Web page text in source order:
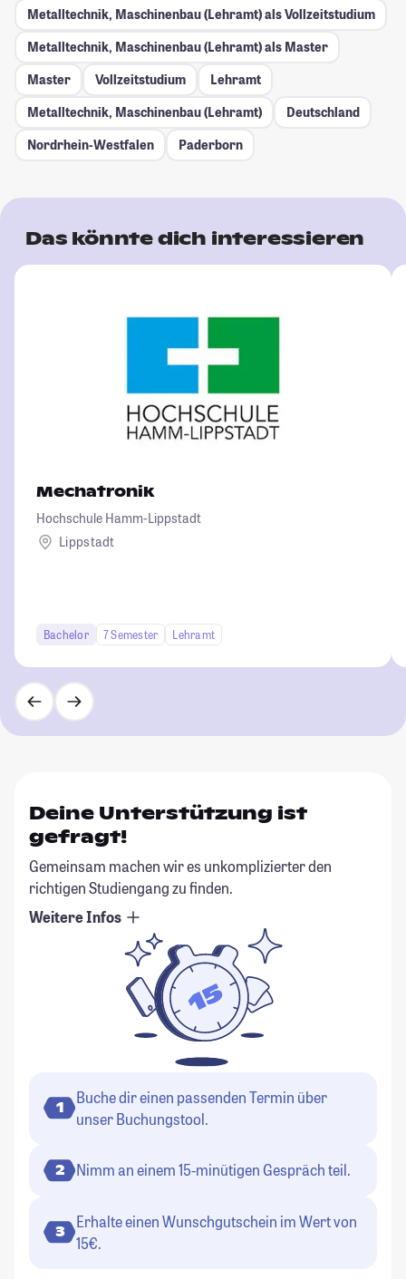
Metalltechnik, Maschinenbau (Lehramt) als Vollzeitstudium
Metalltechnik, Maschinenbau (Lehramt) als Master
Master
Vollzeitstudium
Lehramt
Metalltechnik, Maschinenbau (Lehramt)
Deutschland
Nordrhein-Westfalen
Paderborn
Das könnte dich interessieren
Mechatronik
Hochschule Hamm-Lippstadt
Lippstadt
Bachelor 7 Semester Lehramt
Deine Unterstützung ist
gefragt!
Gemeinsam machen wir es unkomplizierter den
richtigen Studiengang zu finden.
Weitere Infos
1
Buche dir einen passenden Termin über
unser Buchungstool.
2 Nimm an einem 15-minütigen Gespräch teil.
3
Erhalte einen Wunschgutschein im Wert von
15€.